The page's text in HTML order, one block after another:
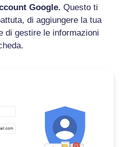
Google. Questo ti
di aggiungere la tua
di gestire le informazioni